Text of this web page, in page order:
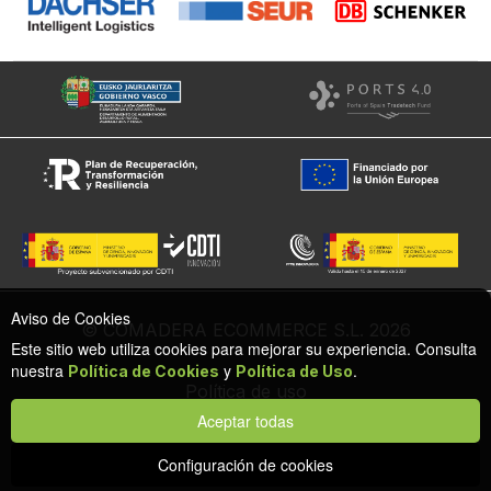
© COMADERA ECOMMERCE S.L. 2026
Política de cookies
Configuración de privacidad y cookies
Protección de datos
Aviso de Cookies
Este sitio web utiliza cookies para mejorar su experiencia. Consulta
nuestra Política de Cookies y Política de Uso.
Aceptar todas
Configuración de cookies